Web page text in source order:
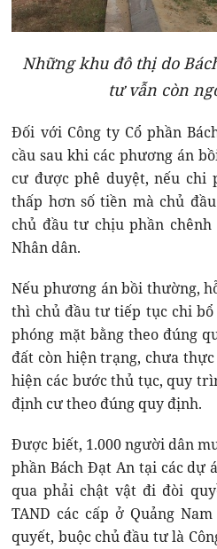
Những khu đô thị do
tư vẫn còn
Đối với Công ty Cổ phần
cầu sau khi các phương án
cư được phê duyệt, nếu chi
thấp hơn số tiền mà chủ
chủ đầu tư chịu phần
Nhân dân.
Nếu phương án bồi thường,
thì chủ đầu tư tiếp tục chi
phóng mặt bằng theo đúng
đất còn hiện trạng, chưa
hiện các bước thủ tục, quy
định cư theo đúng quy định.
Được biết, 1.000 người dân
phần Bách Đạt An tại các dự
qua phải chật vật đi đòi
TAND các cấp ở Quảng
quyết, buộc chủ đầu tư là